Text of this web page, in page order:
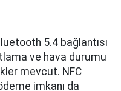
5.4 bağlantısı
ve hava durumu
mevcut. NFC
imkanı da